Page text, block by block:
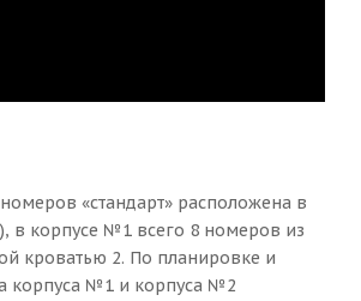
«стандарт» расположена в
в корпусе №1 всего 8 номеров из
кроватью 2. По планировке и
корпуса №1 и корпуса №2